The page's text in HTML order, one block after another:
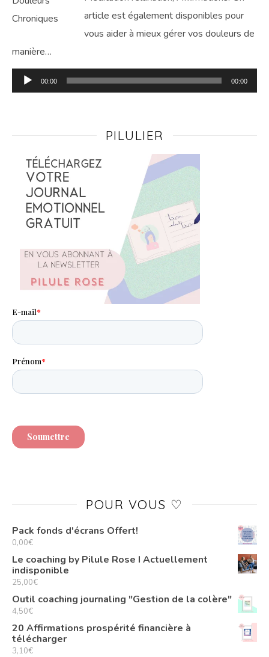
article est également disponibles pour
vous aider à mieux gérer vos douleurs de
manière…
Lecteur
audio
00:00 00:00
PILULIER
POUR VOUS ♡
Pack fonds d'écrans Offert!
0,00€
Le coaching by Pilule Rose I Actuellement
indisponible
25,00€
Outil coaching journaling "Gestion de la colère"
4,50€
20 Affirmations prospérité financière à
télécharger
3,10€